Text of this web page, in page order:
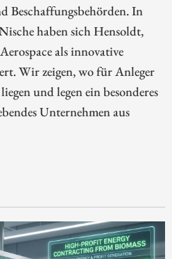
Beschaffungsbehörden. In
haben sich Hensoldt,
als innovative
Wir zeigen, wo für Anleger
und legen ein besonderes
Unternehmen aus